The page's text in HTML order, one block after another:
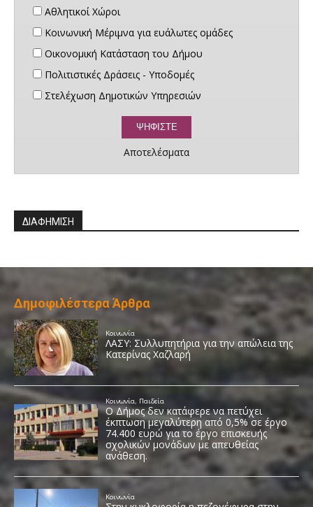
Αθλητικοί Χώροι
Κοινωνική Μέριμνα για ευάλωτες ομάδες
Οικονομική Κατάσταση του Δήμου
Πολιτιστικές Δράσεις - Υποδομές
Στελέχωση Δημοτικών Υπηρεσιών
Αποτελέσματα
ΔΙΑΦΗΜΙΣΗ
Δημοφιλέστερα Άρθρα